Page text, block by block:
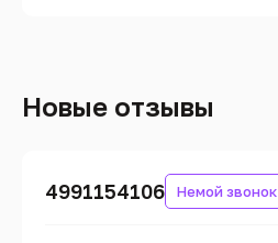
Новые отзывы
4991154106 Немой звонок